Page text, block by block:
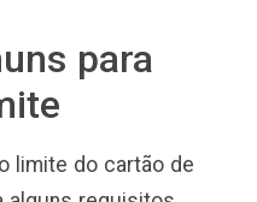
para
limite do cartão de